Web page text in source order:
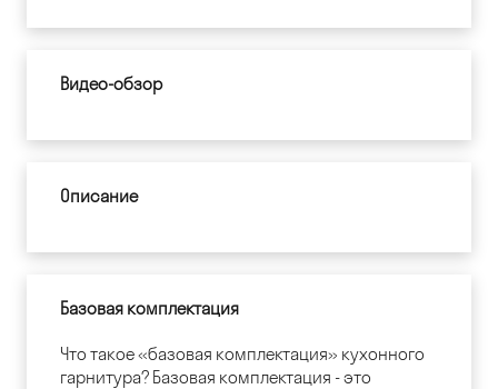
Видео-обзор
Описание
Базовая комплектация
Что такое «базовая комплектация» кухонного
гарнитура? Базовая комплектация - это